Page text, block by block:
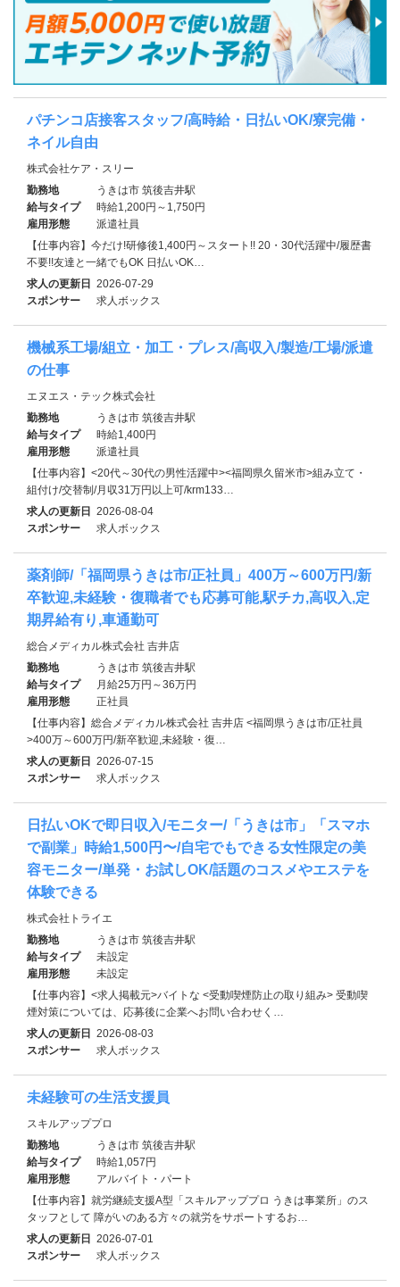
パチンコ店接客スタッフ/高時給・日払いOK/寮完備・
ネイル自由
株式会社ケア・スリー
勤務地
うきは市 筑後吉井駅
給与タイプ
時給1,200円～1,750円
雇用形態
派遣社員
【仕事内容】今だけ!研修後1,400円～スタート!! 20・30代活躍中/履歴書
不要!!友達と一緒でもOK 日払いOK…
求人の更新日 2026-07-29
スポンサー
求人ボックス
機械系工場/組立・加工・プレス/高収入/製造/工場/派遣
の仕事
エヌエス・テック株式会社
勤務地
うきは市 筑後吉井駅
給与タイプ
時給1,400円
雇用形態
派遣社員
【仕事内容】<20代～30代の男性活躍中><福岡県久留米市>組み立て・
組付け/交替制/月収31万円以上可/krm133…
求人の更新日 2026-08-04
スポンサー
求人ボックス
薬剤師/「福岡県うきは市/正社員」400万～600万円/新
卒歓迎,未経験・復職者でも応募可能,駅チカ,高収入,定
期昇給有り,車通勤可
総合メディカル株式会社 吉井店
勤務地
うきは市 筑後吉井駅
給与タイプ
月給25万円～36万円
雇用形態
正社員
【仕事内容】総合メディカル株式会社 吉井店 <福岡県うきは市/正社員
>400万～600万円/新卒歓迎,未経験・復…
求人の更新日 2026-07-15
スポンサー
求人ボックス
日払いOKで即日収入/モニター/「うきは市」「スマホ
で副業」時給1,500円〜/自宅でもできる女性限定の美
容モニター/単発・お試しOK/話題のコスメやエステを
体験できる
株式会社トライエ
勤務地
うきは市 筑後吉井駅
給与タイプ
未設定
雇用形態
未設定
【仕事内容】<求人掲載元>バイトな <受動喫煙防止の取り組み> 受動喫
煙対策については、応募後に企業へお問い合わせく…
求人の更新日 2026-08-03
スポンサー
求人ボックス
未経験可の生活支援員
スキルアッププロ
勤務地
うきは市 筑後吉井駅
給与タイプ
時給1,057円
雇用形態
アルバイト・パート
【仕事内容】就労継続支援A型「スキルアッププロ うきは事業所」のス
タッフとして 障がいのある方々の就労をサポートするお…
求人の更新日 2026-07-01
スポンサー
求人ボックス